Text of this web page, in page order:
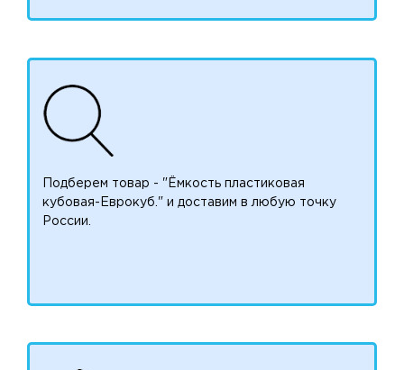
Подберем товар - "Ёмкость пластиковая
кубовая-Еврокуб." и доставим в любую точку
России.